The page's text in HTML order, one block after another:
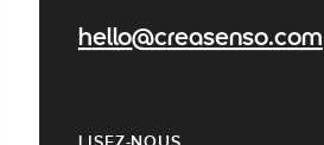
hello@creasenso.com